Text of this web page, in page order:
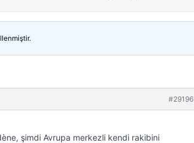
#29196
şimdi Avrupa merkezli kendi rakibini